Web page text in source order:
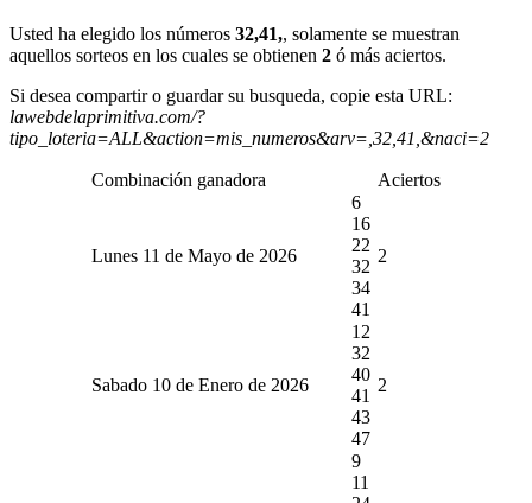
Usted ha elegido los números 32,41,, solamente se muestran
aquellos sorteos en los cuales se obtienen 2 ó más aciertos.
Si desea compartir o guardar su busqueda, copie esta URL:
lawebdelaprimitiva.com/?
tipo_loteria=ALL&action=mis_numeros&arv=,32,41,&naci=2
Combinación ganadora Aciertos
Lunes 11 de Mayo de 2026
6
16
22
32
34
41
2
Sabado 10 de Enero de 2026
12
32
40
41
43
47
2
9
11